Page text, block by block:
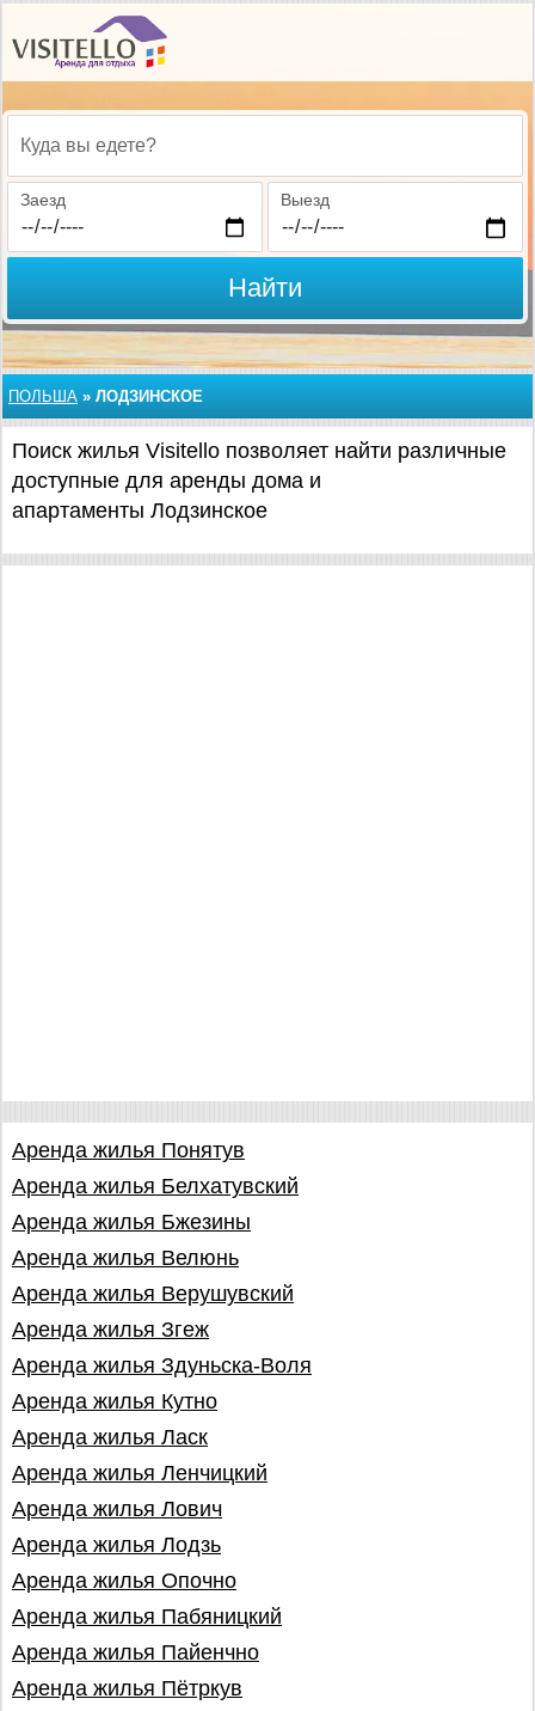
Куда вы едете?
Заезд Выезд
Найти
ПОЛЬША » ЛОДЗИНСКОЕ
Поиск жилья Visitello позволяет найти различные
доступные для аренды дома и
апартаменты Лодзинское
Аренда жилья Понятув
Аренда жилья Белхатувский
Аренда жилья Бжезины
Аренда жилья Велюнь
Аренда жилья Верушувский
Аренда жилья Згеж
Аренда жилья Здуньска-Воля
Аренда жилья Кутно
Аренда жилья Ласк
Аренда жилья Ленчицкий
Аренда жилья Лович
Аренда жилья Лодзь
Аренда жилья Опочно
Аренда жилья Пабяницкий
Аренда жилья Пайенчно
Аренда жилья Пётркув